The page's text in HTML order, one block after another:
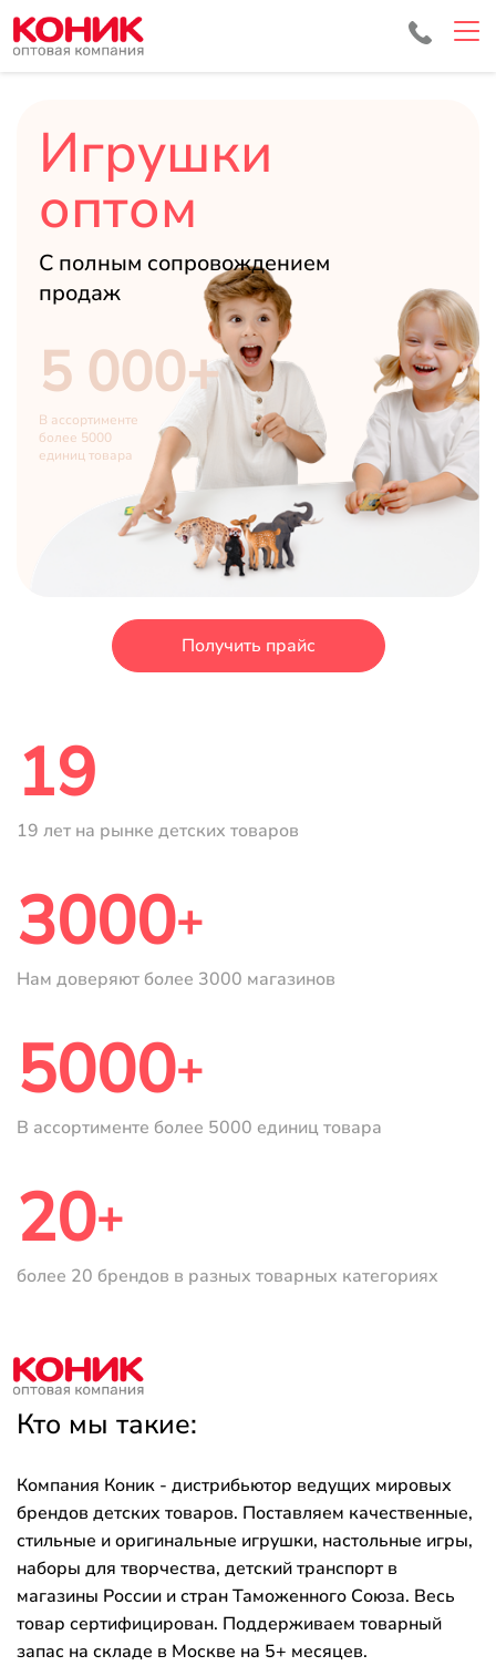
Игрушки
оптом
С полным сопровождением
продаж
5 000+
В ассортименте
более 5000
единиц товара
Получить прайс
19
19 лет на рынке детских товаров
3000+
Нам доверяют более 3000 магазинов
5000+
В ассортименте более 5000 единиц товара
20+
более 20 брендов в разных товарных категориях
Кто мы такие:
Компания Коник - дистрибьютор ведущих мировых
брендов детских товаров. Поставляем качественные,
стильные и оригинальные игрушки, настольные игры,
наборы для творчества, детский транспорт в
магазины России и стран Таможенного Союза. Весь
товар сертифицирован. Поддерживаем товарный
запас на складе в Москве на 5+ месяцев.